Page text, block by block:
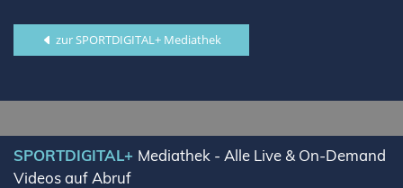
zur SPORTDIGITAL+ Mediathek
SPORTDIGITAL+ Mediathek - Alle Live & On-Demand
Videos auf Abruf